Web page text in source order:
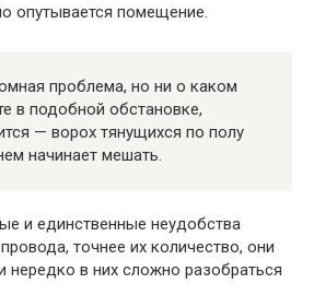
опутывается помещение.
проблема, но ни о каком
в подобной обстановке,
— ворох тянущихся по полу
начинает мешать.
и единственные неудобства
точнее их количество, они
нередко в них сложно разобраться